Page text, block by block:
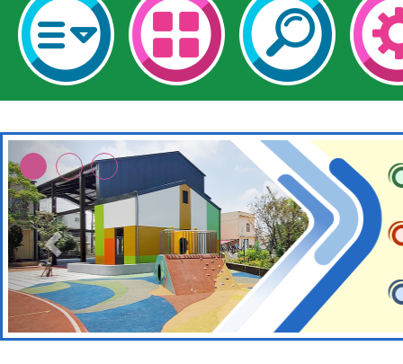
本校115學年度第2次